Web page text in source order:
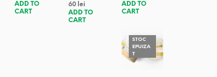
ADD TO
CART
60 lei
ADD TO
CART
ADD TO
CART
STOC
EPUIZA
T